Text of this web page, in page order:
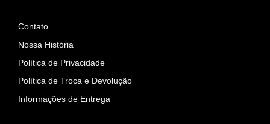
Contato
Nossa História
Política de Privacidade
Política de Troca e Devolução
Informações de Entrega